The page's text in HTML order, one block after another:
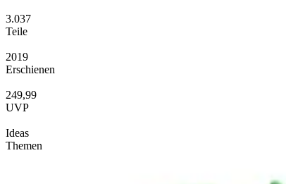
3.037
Teile
2019
Erschienen
249,99
UVP
Ideas
Themen